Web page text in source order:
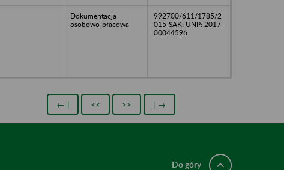
Dokumentacja
osobowo-płacowa
992700/611/1785/2
015-SAK; UNP: 2017-
00044596
← | << >> | →
Do góry